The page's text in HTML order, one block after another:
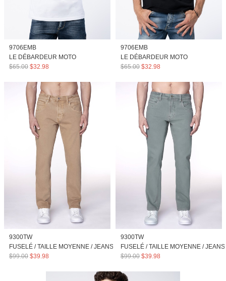
9706EMB
LE DÉBARDEUR MOTO
$65.00 $32.98
9706EMB
LE DÉBARDEUR MOTO
$65.00 $32.98
9300TW
FUSELÉ / TAILLE MOYENNE / JEANS
$99.00 $39.98
9300TW
FUSELÉ / TAILLE MOYENNE / JEANS
$99.00 $39.98